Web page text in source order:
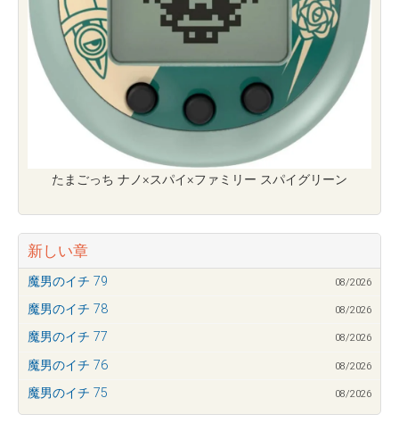
たまごっち ナノ×スパイ×ファミリー スパイグリーン
新しい章
魔男のイチ 79 08/2026
魔男のイチ 78 08/2026
魔男のイチ 77 08/2026
魔男のイチ 76 08/2026
魔男のイチ 75 08/2026